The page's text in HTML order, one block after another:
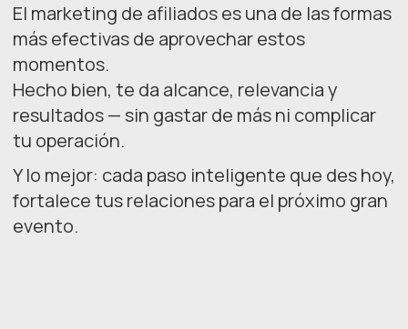
El marketing de afiliados es una de las formas
más efectivas de aprovechar estos
momentos.
Hecho bien, te da alcance, relevancia y
resultados — sin gastar de más ni complicar
tu operación.
Y lo mejor: cada paso inteligente que des hoy,
fortalece tus relaciones para el próximo gran
evento.